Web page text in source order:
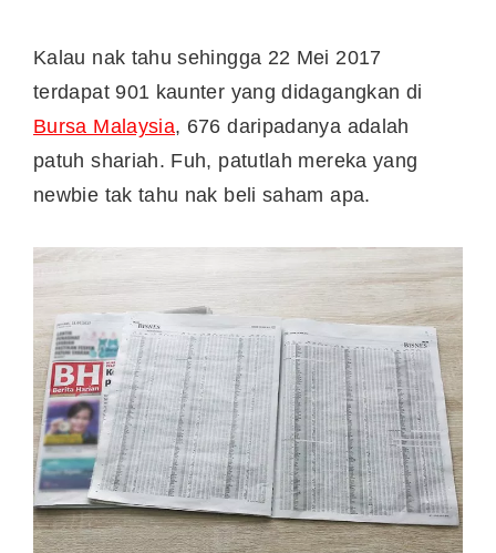
Kalau nak tahu sehingga 22 Mei 2017
terdapat 901 kaunter yang didagangkan di
Bursa Malaysia, 676 daripadanya adalah
patuh shariah. Fuh, patutlah mereka yang
newbie tak tahu nak beli saham apa.